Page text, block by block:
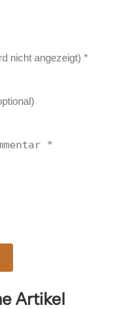
Artikel
2026
Hauser:
Know-how im 2-